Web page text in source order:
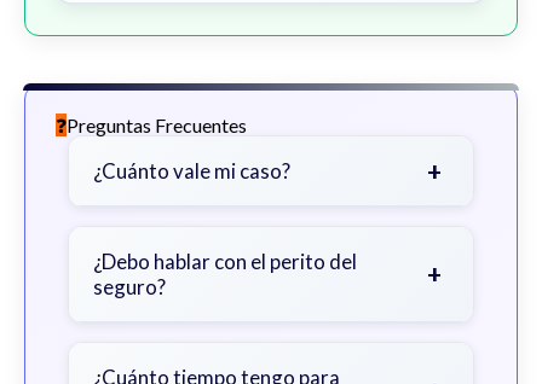
Preguntas Frecuentes
¿Cuánto vale mi caso? +
gravedad de sus lesiones, facturas
médicas, tiempo fuera del trabajo y
¿Debo hablar con el perito del
seguro?
+
primero con un abogado para evitar
¿Cuánto tiempo tengo para